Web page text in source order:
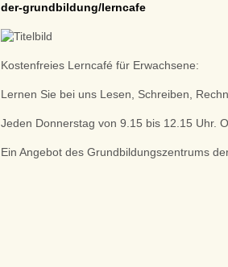
der-grundbildung/lerncafe
Kostenfreies Lerncafé für Erwachsene:
Lernen Sie bei uns Lesen, Schreiben,
Jeden Donnerstag von 9.15 bis 12.15 Uhr.
Ein Angebot des Grundbildungszentrums